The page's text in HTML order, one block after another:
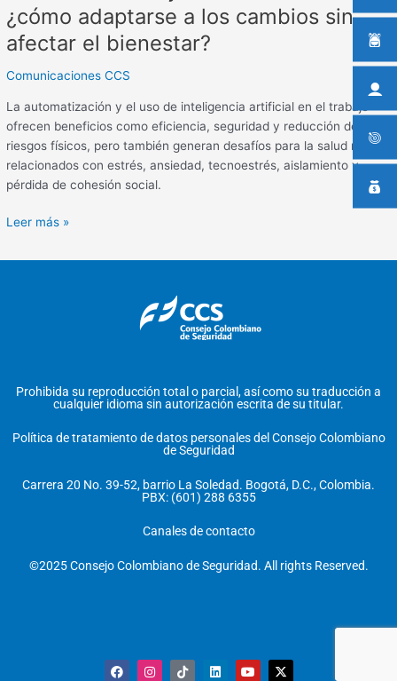
¿cómo adaptarse a los cambios sin
afectar el bienestar?
Comunicaciones CCS
La automatización y el uso de inteligencia artificial en el trabajo
ofrecen beneficios como eficiencia, seguridad y reducción de
riesgos físicos, pero también generan desafíos para la salud mental
relacionados con estrés, ansiedad, tecnoestrés, aislamiento y
pérdida de cohesión social.
Leer más »
Prohibida su reproducción total o parcial, así como su traducción a
cualquier idioma sin autorización escrita de su titular.
Política de tratamiento de datos personales del Consejo Colombiano
de Seguridad
Carrera 20 No. 39-52, barrio La Soledad. Bogotá, D.C., Colombia.
PBX: (601) 288 6355
Canales de contacto
©2025 Consejo Colombiano de Seguridad. All rights Reserved.
F
a
I
n
T
i
L
i
Y
o
X
-